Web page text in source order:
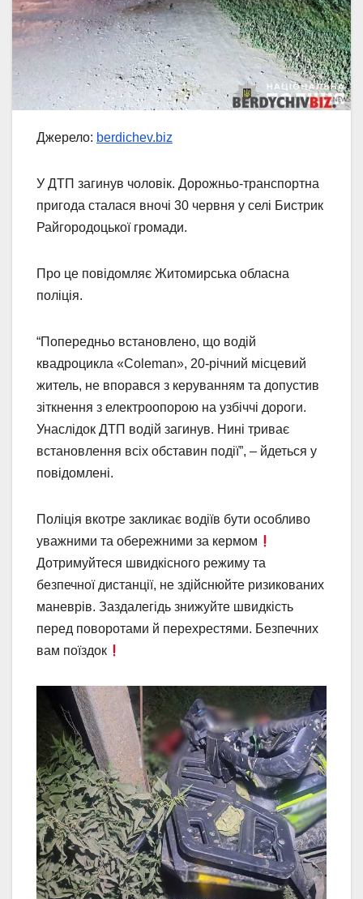
Джерело: berdichev.biz
У ДТП загинув чоловік. Дорожньо-транспортна
пригода сталася вночі 30 червня у селі Бистрик
Райгородоцької громади.
Про це повідомляє Житомирська обласна
поліція.
“Попередньо встановлено, що водій
квадроцикла «Coleman», 20-річний місцевий
житель, не впорався з керуванням та допустив
зіткнення з електроопорою на узбіччі дороги.
Унаслідок ДТП водій загинув. Нині триває
встановлення всіх обставин події”, – йдеться у
повідомлені.
Поліція вкотре закликає водіїв бути особливо
уважними та обережними за кермом
Дотримуйтеся швидкісного режиму та
безпечної дистанції, не здійснюйте ризикованих
маневрів. Заздалегідь знижуйте швидкість
перед поворотами й перехрестями. Безпечних
вам поїздок